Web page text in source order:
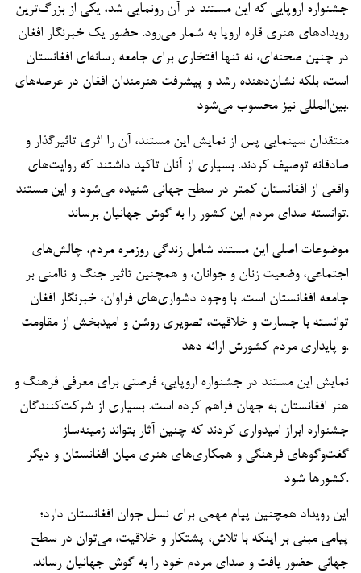
جشنواره اروپایی که این مستند در آن رونمایی شد، یکی از بزرگ‌ترین
رویدادهای هنری قاره اروپا به شمار می‌رود. حضور یک خبرنگار افغان
در چنین صحنه‌ای، نه تنها افتخاری برای جامعه رسانه‌ای افغانستان
است، بلکه نشان‌دهنده رشد و پیشرفت هنرمندان افغان در عرصه‌های
بین‌المللی نیز محسوب می‌شود.
منتقدان سینمایی پس از نمایش این مستند، آن را اثری تاثیرگذار و
صادقانه توصیف کردند. بسیاری از آنان تاکید داشتند که روایت‌های
واقعی از افغانستان کمتر در سطح جهانی شنیده می‌شود و این مستند
توانسته صدای مردم این کشور را به گوش جهانیان برساند.
موضوعات اصلی این مستند شامل زندگی روزمره مردم، چالش‌های
اجتماعی، وضعیت زنان و جوانان، و همچنین تاثیر جنگ و ناامنی بر
جامعه افغانستان است. با وجود دشواری‌های فراوان، خبرنگار افغان
توانسته با جسارت و خلاقیت، تصویری روشن و امیدبخش از مقاومت
و پایداری مردم کشورش ارائه دهد.
نمایش این مستند در جشنواره اروپایی، فرصتی برای معرفی فرهنگ و
هنر افغانستان به جهان فراهم کرده است. بسیاری از شرکت‌کنندگان
جشنواره ابراز امیدواری کردند که چنین آثار بتواند زمینه‌ساز
گفت‌وگوهای فرهنگی و همکاری‌های هنری میان افغانستان و دیگر
کشورها شود.
این رویداد همچنین پیام مهمی برای نسل جوان افغانستان دارد؛
پیامی مبنی بر اینکه با تلاش، پشتکار و خلاقیت، می‌توان در سطح
جهانی حضور یافت و صدای مردم خود را به گوش جهانیان رساند.